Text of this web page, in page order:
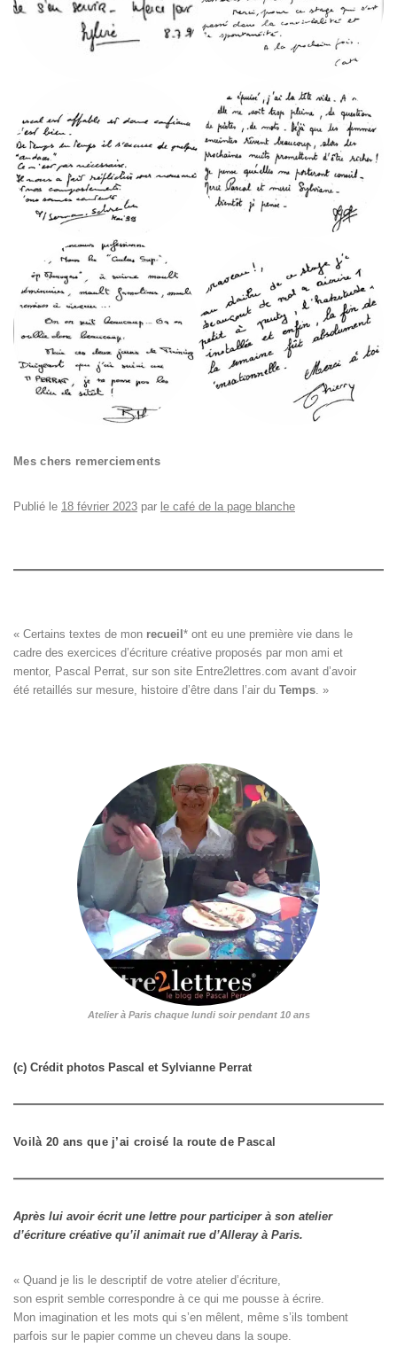
Mes chers remerciements
Publié le 18 février 2023 par le café de la page blanche
« Certains textes de mon recueil * ont eu une première vie dans le
cadre des exercices d’écriture créative proposés par mon ami et
mentor, Pascal Perrat, sur son site Entre2lettres.com avant d’avoir
été retaillés sur mesure, histoire d’être dans l’air du Temps. »
Atelier à Paris chaque lundi soir pendant 10 ans
(c) Crédit photos Pascal et Sylvianne Perrat
Voilà 20 ans que j’ai croisé la route de Pascal
Après lui avoir écrit une lettre pour participer à son atelier
d’écriture créative qu’il animait rue d’Alleray à Paris.
« Quand je lis le descriptif de votre atelier d’écriture,
son esprit semble correspondre à ce qui me pousse à écrire.
Mon imagination et les mots qui s’en mêlent, même s’ils tombent
parfois sur le papier comme un cheveu dans la soupe.